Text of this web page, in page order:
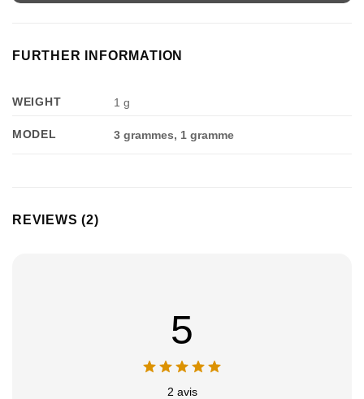
FURTHER INFORMATION
WEIGHT 1 g
MODEL 3 grammes, 1 gramme
REVIEWS (2)
5
2 avis
Appliquer les filtres